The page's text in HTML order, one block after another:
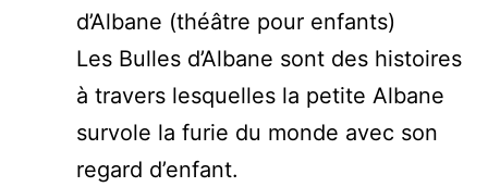
d’Albane (théâtre pour enfants)
Les Bulles d’Albane sont des histoires
à travers lesquelles la petite Albane
survole la furie du monde avec son
regard d’enfant.